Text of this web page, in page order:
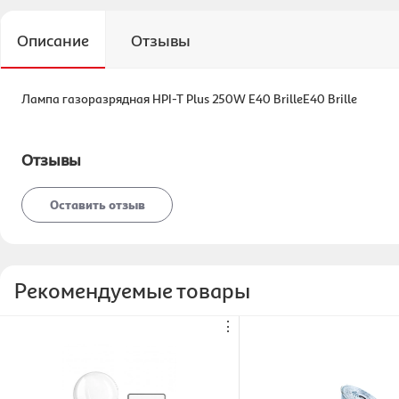
Описание Отзывы
Лампа газоразрядная HPI-T Plus 250W E40 BrilleE40 Brille
Отзывы
Оставить отзыв
Рекомендуемые товары
⋮